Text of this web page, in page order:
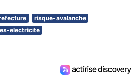
risque-avalanche
electricite